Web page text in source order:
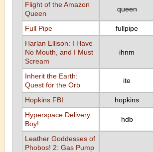
Flight of the Amazon
Queen
queen
Full Pipe fullpipe
Harlan Ellison: I Have
No Mouth, and I Must
Scream
ihnm
Inherit the Earth:
Quest for the Orb
ite
Hopkins FBI hopkins
Hyperspace Delivery
Boy!
hdb
Leather Goddesses of
Phobos! 2: Gas Pump